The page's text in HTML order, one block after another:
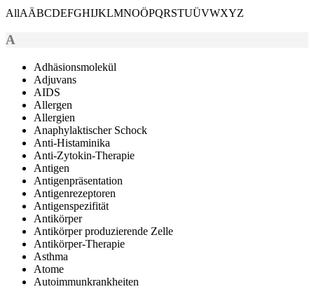
AllAÄBCDEFGHIJKLMNOÖPQRSTUÜVWXYZ
A
Adhäsionsmolekül
Adjuvans
AIDS
Allergen
Allergien
Anaphylaktischer Schock
Anti-Histaminika
Anti-Zytokin-Therapie
Antigen
Antigenpräsentation
Antigenrezeptoren
Antigenspezifität
Antikörper
Antikörper produzierende Zelle
Antikörper-Therapie
Asthma
Atome
Autoimmunkrankheiten